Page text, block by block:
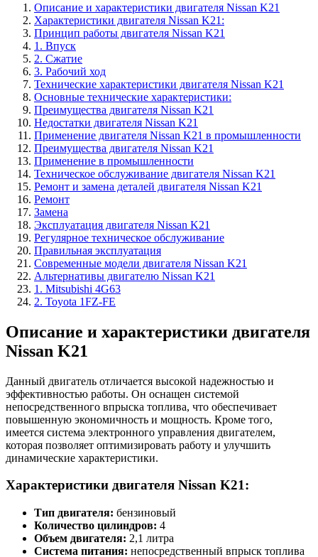
Описание и характеристики двигателя Nissan K21
Характеристики двигателя Nissan K21:
Принцип работы двигателя Nissan K21
1. Впуск
2. Сжатие
3. Рабочий ход
Технические характеристики двигателя Nissan K21
Основные технические характеристики:
Преимущества двигателя Nissan K21
Недостатки двигателя Nissan K21
Применение двигателя Nissan K21 в промышленности
Преимущества двигателя Nissan K21
Применение в промышленности
Техническое обслуживание двигателя Nissan K21
Ремонт и замена деталей двигателя Nissan K21
Ремонт
Замена
Эксплуатация двигателя Nissan K21
Регулярное техническое обслуживание
Правильная эксплуатация
Современные модели двигателя Nissan K21
Альтернативы двигателю Nissan K21
1. Mitsubishi 4G63
2. Toyota 1FZ-FE
Описание и характеристики двигателя
Nissan K21
Данный двигатель отличается высокой надежностью и
эффективностью работы. Он оснащен системой
непосредственного впрыска топлива, что обеспечивает
повышенную экономичность и мощность. Кроме того,
имеется система электронного управления двигателем,
которая позволяет оптимизировать работу и улучшить
динамические характеристики.
Характеристики двигателя Nissan K21:
Тип двигателя: бензиновый
Количество цилиндров: 4
Объем двигателя: 2,1 литра
Система питания: непосредственный впрыск топлива